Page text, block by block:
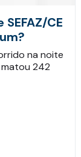
CE
na noite
242